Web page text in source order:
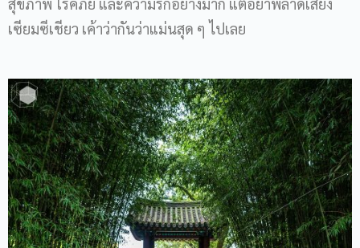
เซียมซีเชียว เค้าว่ากันว่าแม่นสุด ๆ ไปเลย